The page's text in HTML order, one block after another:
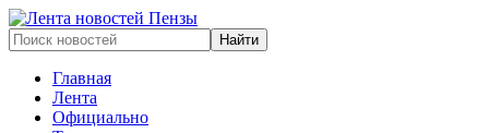
Главная
Лента
Официально